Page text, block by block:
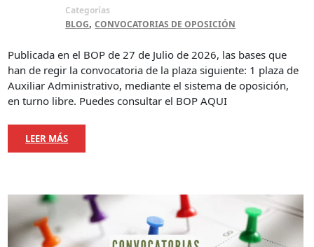
Categorías
BLOG,CONVOCATORIAS DE OPOSICIÓN
Publicada en el BOP de 27 de Julio de 2026, las bases que
han de regir la convocatoria de la plaza siguiente: 1 plaza de
Auxiliar Administrativo, mediante el sistema de oposición,
en turno libre. Puedes consultar el BOP AQUI
LEER MÁS